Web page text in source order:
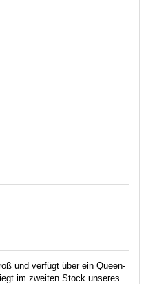
und verfügt über ein Queen-
im zweiten Stock unseres